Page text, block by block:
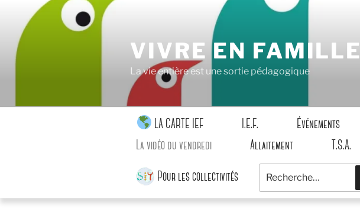
contenu
principal
VIVRE EN FAMILLE
La vie entière est une sortie pédagogique
LA CARTE IEF I.E.F. Événements
La vidéo du vendredi
Allaitement T.S.A.
Pour les collectivités
Recherche
pour